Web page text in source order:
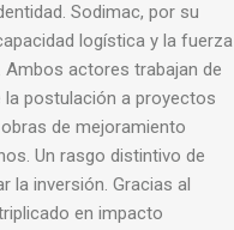
Sodimac, por su
logística y la fuerza
actores trabajan de
la postulación a proyectos
de mejoramiento
Un rasgo distintivo de
la inversión. Gracias al
en impacto